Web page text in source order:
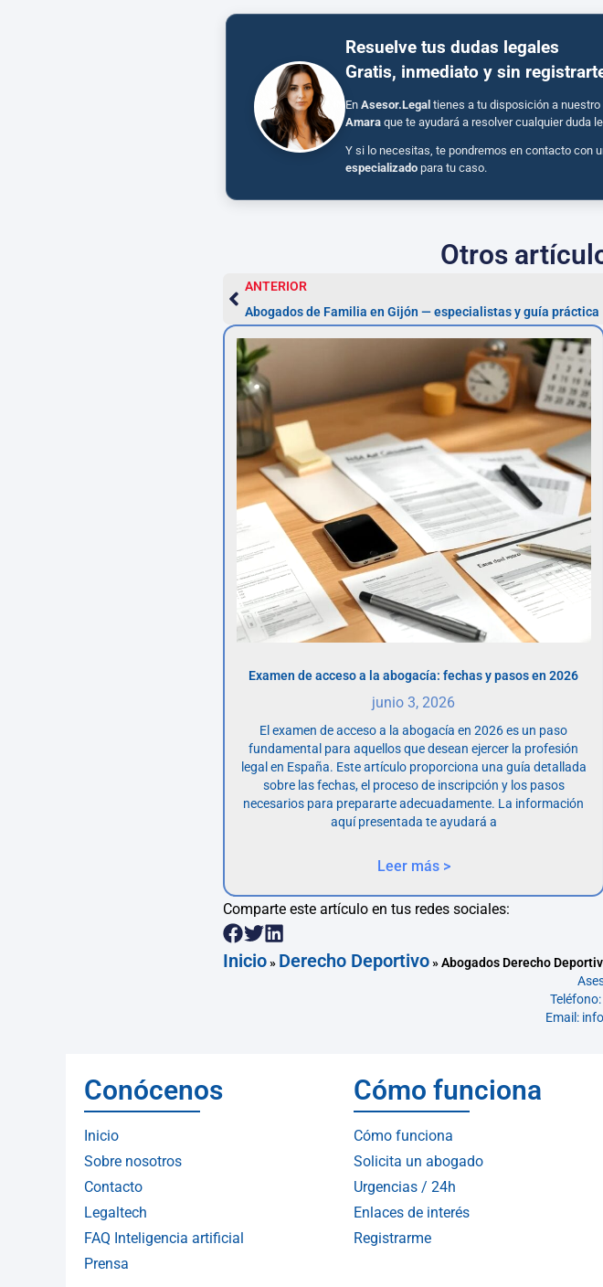
Resuelve tus dudas legales
Gratis, inmediato y sin
En Asesor.Legal tienes a tu disposición a
Amara que te ayudará a resolver cualquier duda
Y si lo necesitas, te pondremos en contacto con
especializado para tu caso.
Otros
ANTERIOR
Abogados de Familia en Gijón — especialistas y guía práctica
Examen de acceso a la abogacía: fechas y pasos en 2026
junio 3, 2026
El examen de acceso a la abogacía en 2026 es un paso
fundamental para aquellos que desean ejercer la profesión
legal en España. Este artículo proporciona una guía detallada
sobre las fechas, el proceso de inscripción y los pasos
necesarios para prepararte adecuadamente. La información
aquí presentada te ayudará a
Leer más >
Comparte este artículo en tus redes sociales:
Inicio» Derecho Deportivo»Abogados Derecho
Email:
Conócenos
Inicio
Sobre nosotros
Contacto
Legaltech
FAQ Inteligencia artificial
Prensa
Cómo funciona
Cómo funciona
Solicita un abogado
Urgencias / 24h
Enlaces de interés
Registrarme